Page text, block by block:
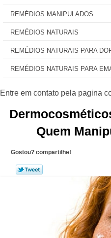
REMÉDIOS MANIPULADOS
REMÉDIOS NATURAIS
REMÉDIOS NATURAIS PARA
REMÉDIOS NATURAIS PARA
Quem
Gostou? compartilhe!